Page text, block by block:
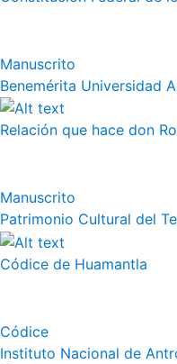
Manuscrito
Benemérita Universidad
Relación que hace don
Manuscrito
Patrimonio Cultural del
Códice de Huamantla
Códice
Instituto Nacional de